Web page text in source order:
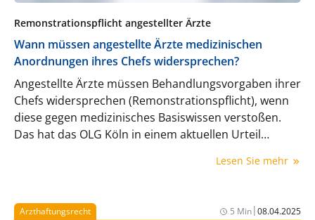
Remonstrationspflicht angestellter Ärzte
Wann müssen angestellte Ärzte medizinischen
Anordnungen ihres Chefs widersprechen?
Angestellte Ärzte müssen Behandlungsvorgaben ihrer
Chefs widersprechen (Remonstrationspflicht), wenn
diese gegen medizinisches Basiswissen verstoßen.
Das hat das OLG Köln in einem aktuellen Urteil
Lesen Sie mehr
Arzthaftungsrecht 5 Min|08.04.2025